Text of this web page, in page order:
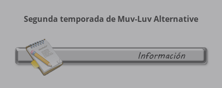
Segunda temporada de Muv-Luv Alternative